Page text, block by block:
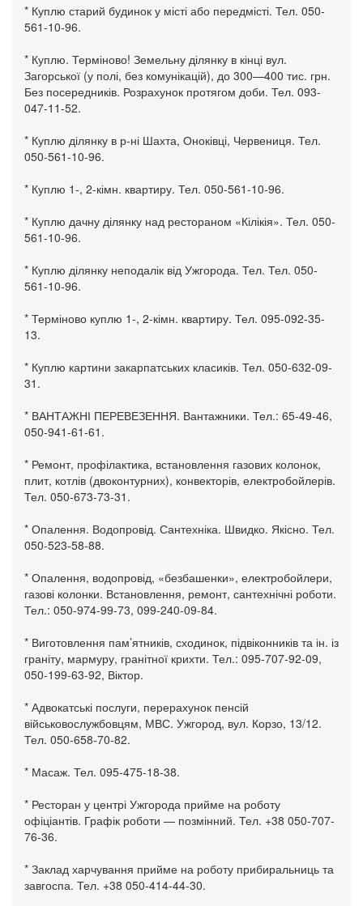
* Куплю старий будинок у місті або передмісті. Тел. 050-
561-10-96.
* Куплю. Терміново! Земельну ділянку в кінці вул.
Загорської (у полі, без комунікацій), до 300—400 тис. грн.
Без посередників. Розрахунок протягом доби. Тел. 093-
047-11-52.
* Куплю ділянку в р-ні Шахта, Оноківці, Червениця. Тел.
050-561-10-96.
* Куплю 1-, 2-кімн. квартиру. Тел. 050-561-10-96.
* Куплю дачну ділянку над рестораном «Кілікія». Тел. 050-
561-10-96.
* Куплю ділянку неподалік від Ужгорода. Тел. Тел. 050-
561-10-96.
* Терміново куплю 1-, 2-кімн. квартиру. Тел. 095-092-35-
13.
* Куплю картини закарпатських класиків. Тел. 050-632-09-
31.
* ВАНТАЖНІ ПЕРЕВЕЗЕННЯ. Вантажники. Тел.: 65-49-46,
050-941-61-61.
* Ремонт, профілактика, встановлення газових колонок,
плит, котлів (двоконтурних), конвекторів, електробойлерів.
Тел. 050-673-73-31.
* Опалення. Водопровід. Сантехніка. Швидко. Якісно. Тел.
050-523-58-88.
* Опалення, водопровід, «безбашенки», електробойлери,
газові колонки. Встановлення, ремонт, сантехнічні роботи.
Тел.: 050-974-99-73, 099-240-09-84.
* Виготовлення пам’ятників, сходинок, підвіконників та ін. із
граніту, мармуру, гранітної крихти. Тел.: 095-707-92-09,
050-199-63-92, Віктор.
* Адвокатські послуги, перерахунок пенсій
військовослужбовцям, МВС. Ужгород, вул. Корзо, 13/12.
Тел. 050-658-70-82.
* Масаж. Тел. 095-475-18-38.
* Ресторан у центрі Ужгорода прийме на роботу
офіціантів. Графік роботи — позмінний. Тел. +38 050-707-
76-36.
* Заклад харчування прийме на роботу прибиральниць та
завгоспа. Тел. +38 050-414-44-30.